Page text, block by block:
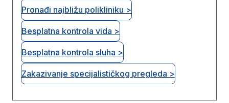
Pronađi najbližu polikliniku >
Besplatna kontrola vida >
Besplatna kontrola sluha >
Zakazivanje specijalističkog pregleda >